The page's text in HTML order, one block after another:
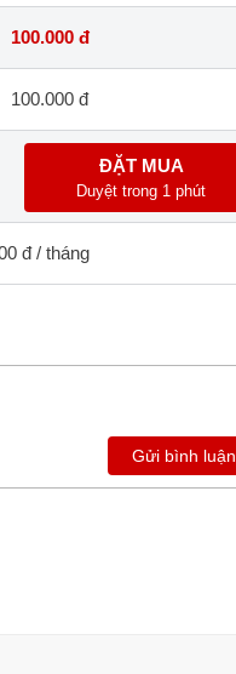
100.000 đ
100.000 đ
ĐẶT MUA
Duyệt trong 1 phút
đ / tháng
Gửi bình luận